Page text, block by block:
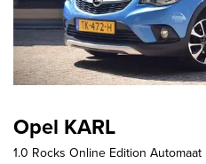
Opel KARL
1.0 Rocks Online Edition Automaat